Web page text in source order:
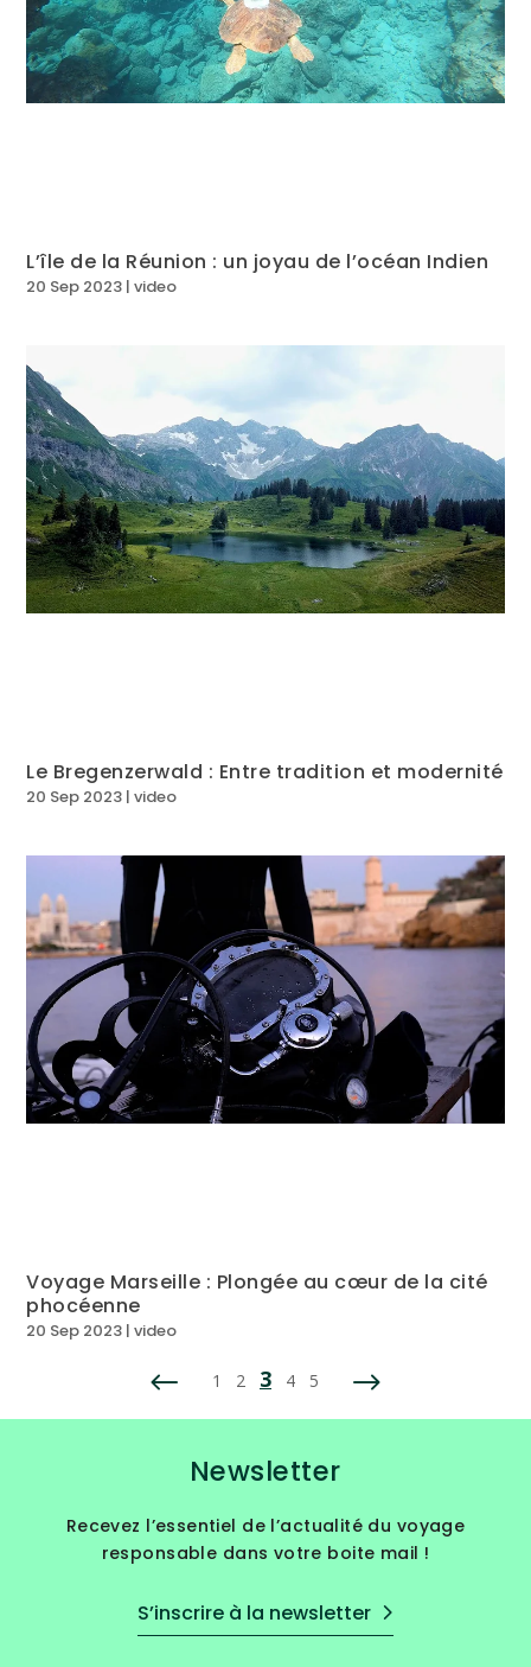
L’île de la Réunion : un joyau de l’océan Indien
20 Sep 2023 |video
Le Bregenzerwald : Entre tradition et modernité
20 Sep 2023 |video
Voyage Marseille : Plongée au cœur de la cité
phocéenne
20 Sep 2023 |video
1 2 3 4 5
Newsletter
Recevez l’essentiel de l’actualité du voyage
responsable dans votre boite mail !
S’inscrire à la newsletter